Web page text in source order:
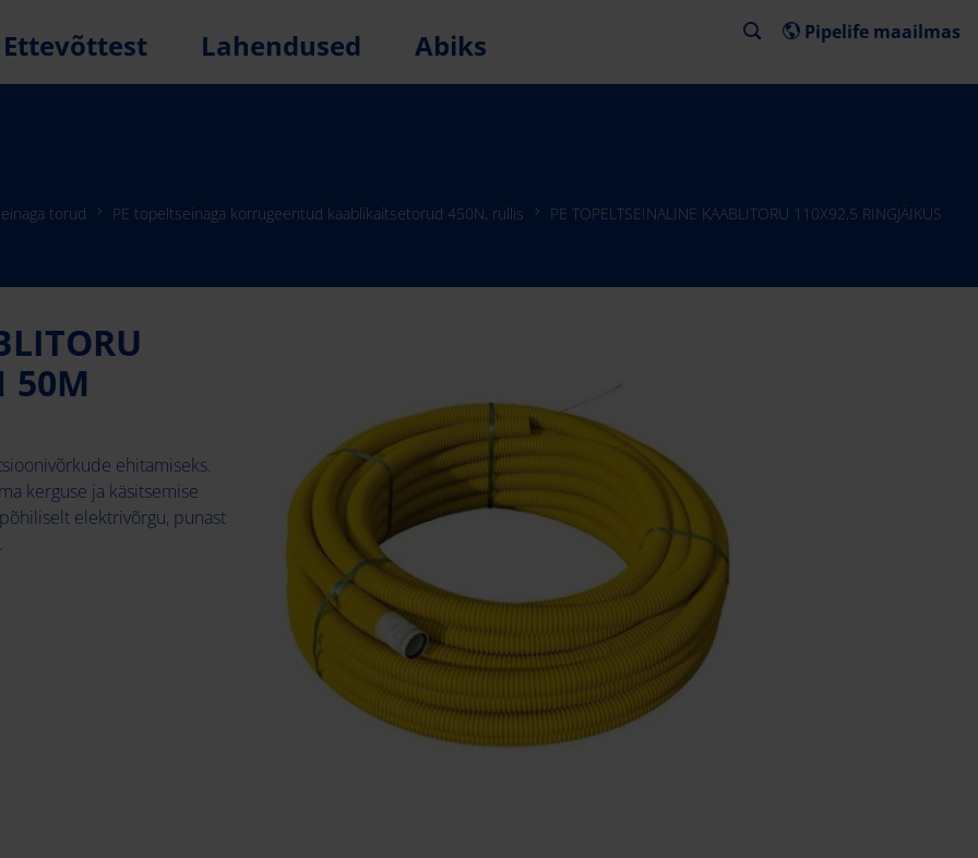
Ettevõttest Lahendused Abiks Pipelife maailmas
torud PE topeltseinaga korrugeeritud kaablikaitsetorud 450N, rullis
PE TOPELTSEINALINE KAABLITORU 110X92,5 RINGJÄIKUS
50M
ehitamiseks.
kerguse ja käsitsemise
elektrivõrgu, punast